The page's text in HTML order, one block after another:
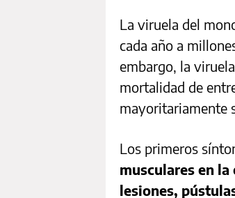
La viruela del
cada año a
embargo, la
mortalidad de
mayoritariamente
Los primeros
musculares en
lesiones,